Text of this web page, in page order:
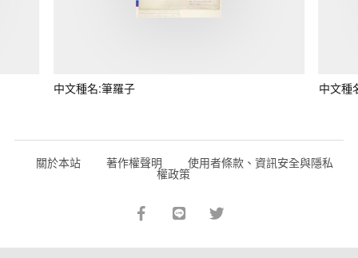
中文種名:筆羅子 中文種
關於本站 著作權聲明 使用者條款、資訊安全與隱私
權政策